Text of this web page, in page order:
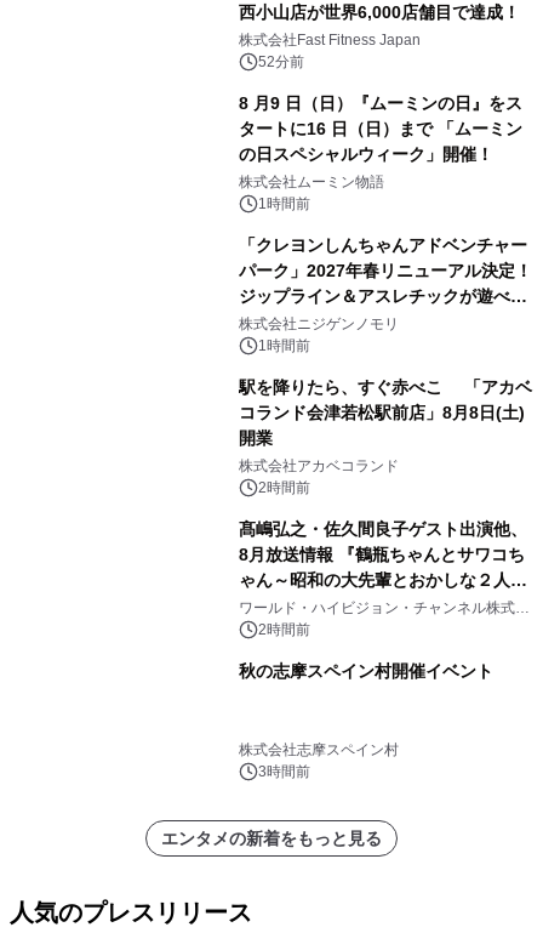
西小山店が世界6,000店舗目で達成！
株式会社Fast Fitness Japan
52分前
8 月9 日（日）『ムーミンの日』をス
タートに16 日（日）まで 「ムーミン
の日スペシャルウィーク」開催！
株式会社ムーミン物語
1時間前
「クレヨンしんちゃんアドベンチャー
パーク」2027年春リニューアル決定！
ジップライン＆アスレチックが遊べる
のは今年が最後！ 「ラスト！ドキがム
ネムネ～大作戦！」始動
株式会社ニジゲンノモリ
1時間前
駅を降りたら、すぐ赤べこ 「アカベ
コランド会津若松駅前店」8月8日(土)
開業
株式会社アカベコランド
2時間前
髙嶋弘之・佐久間良子ゲスト出演他、
8月放送情報 『鶴瓶ちゃんとサワコち
ゃん～昭和の大先輩とおかしな２人
～』 毎週月曜よる9時00分～ BS12 ト
ゥエルビで放送
ワールド・ハイビジョン・チャンネル株式会
社 2時間前
秋の志摩スペイン村開催イベント
株式会社志摩スペイン村
3時間前
エンタメの新着をもっと見る
人気のプレスリリース